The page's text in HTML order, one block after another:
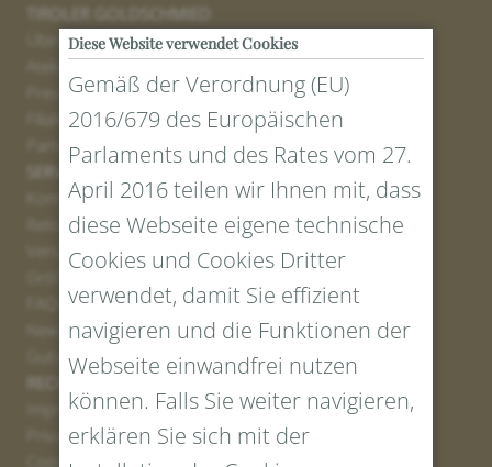
TIROLER GOLDSCHMIED
Über uns
Atelier
Presse
Filialen
Partner
SERVICE
Kontakt
Retourenportal
Versand
Newsletter Anmelden
Gutschein erstellen
RECHTLICHES UND DATENSCHUTZ
Impressum
Privacy Policy
Cookies
Diese Website verwendet Cookies
Gemäß der Verordnung (EU)
2016/679 des Europäischen
Parlaments und des Rates vom 27.
April 2016 teilen wir Ihnen mit, dass
diese Webseite eigene technische
Cookies und Cookies Dritter
verwendet, damit Sie effizient
navigieren und die Funktionen der
Webseite einwandfrei nutzen
können. Falls Sie weiter navigieren,
erklären Sie sich mit der